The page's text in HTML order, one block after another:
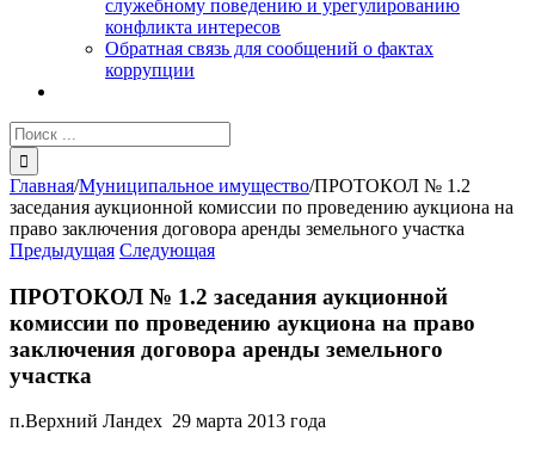
служебному поведению и урегулированию
конфликта интересов
Обратная связь для сообщений о фактах
коррупции
Результат
поиска:
Главная/Муниципальное имущество/ПРОТОКОЛ № 1.2
заседания аукционной комиссии по проведению аукциона на
право заключения договора аренды земельного участка
Предыдущая Следующая
ПРОТОКОЛ № 1.2 заседания аукционной
комиссии по проведению аукциона на право
заключения договора аренды земельного
участка
п.Верхний Ландех 29 марта 2013 года